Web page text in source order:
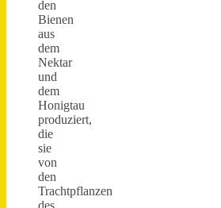
den
Bienen
aus
dem
Nektar
und
dem
Honigtau
produziert,
die
sie
von
den
Trachtpflanzen